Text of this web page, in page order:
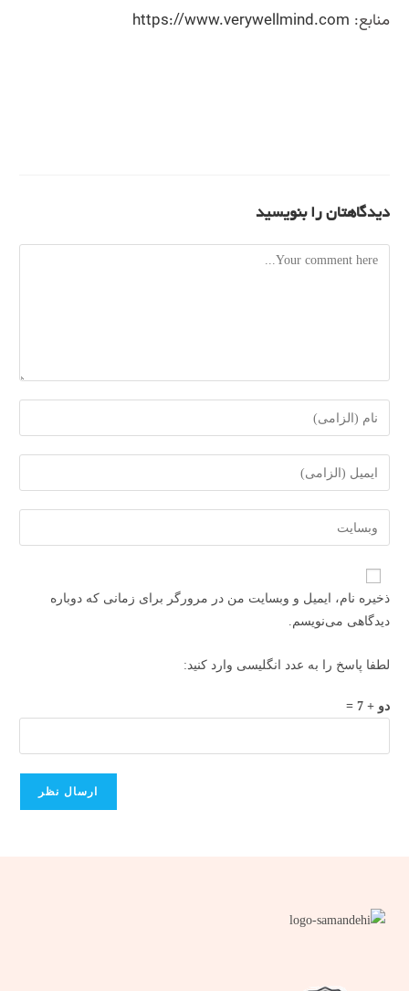
منابع: https://www.verywellmind.com
دیدگاهتان را بنویسید
ذخیره نام، ایمیل و وبسایت من در مرورگر برای زمانی که دوباره
دیدگاهی می‌نویسم.
لطفا پاسخ را به عدد انگلیسی وارد کنید:
دو + 7 =